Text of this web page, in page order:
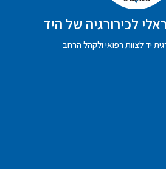
לכירורגיה של היד
יד לצוות רפואי ולקהל הרחב